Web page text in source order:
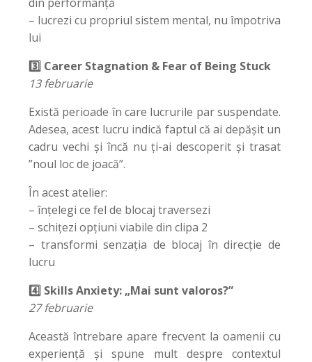
– lucrezi cu propriul sistem mental, nu împotriva
lui
3️⃣ Career Stagnation & Fear of Being Stuck
13 februarie
Există perioade în care lucrurile par suspendate.
Adesea, acest lucru indică faptul că ai depășit un
cadru vechi și încă nu ți-ai descoperit și trasat
”noul loc de joacă”.
În acest atelier:
– înțelegi ce fel de blocaj traversezi
– schițezi opțiuni viabile din clipa 2
– transformi senzația de blocaj în direcție de
lucru
4️⃣ Skills Anxiety: „Mai sunt valoros?”
27 februarie
Această întrebare apare frecvent la oamenii cu
experiență și spune mult despre contextul